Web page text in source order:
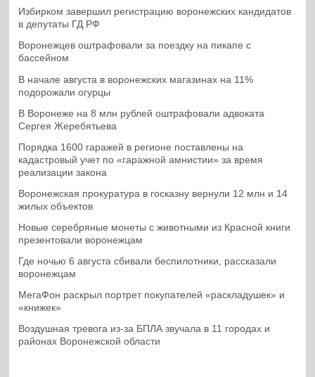
Избирком завершил регистрацию воронежских кандидатов
в депутаты ГД РФ
Воронежцев оштрафовали за поездку на пикапе с
бассейном
В начале августа в воронежских магазинах на 11%
подорожали огурцы
В Воронеже на 8 млн рублей оштрафовали адвоката
Сергея Жеребятьева
Порядка 1600 гаражей в регионе поставлены на
кадастровый учет по «гаражной амнистии» за время
реализации закона
Воронежская прокуратура в госказну вернули 12 млн и 14
жилых объектов
Новые серебряные монеты с животными из Красной книги
презентовали воронежцам
Где ночью 6 августа сбивали беспилотники, рассказали
воронежцам
МегаФон раскрыл портрет покупателей «раскладушек» и
«книжек»
Воздушная тревога из-за БПЛА звучала в 11 городах и
районах Воронежской области